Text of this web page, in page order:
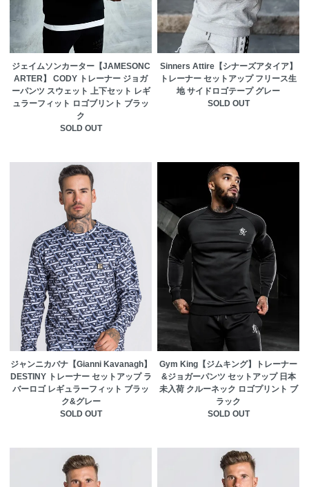
ジェイムソンカーター【JAMESONC
ARTER】 CODY トレーナー ジョガ
ーパンツ スウェット 上下セット レギ
ュラーフィット ロゴブリント ブラッ
ク
SOLD OUT
Sinners Attire【シナーズアタイア】
トレーナー セットアップ フリース生
地 サイドロゴテープ グレー
SOLD OUT
ジャンニカバナ【Gianni Kavanagh】
DESTINY トレーナー セットアップ ラ
バーロゴ レギュラーフィット ブラッ
ク&グレー
SOLD OUT
Gym King【ジムキング】トレーナー
&ジョガーパンツ セットアップ 日本
未入荷 クルーネック ロゴプリント ブ
ラック
SOLD OUT